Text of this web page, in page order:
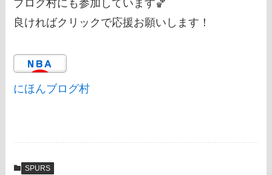
ブログ村にも参加しています🏀
良ければクリックで応援お願いします！
にほんブログ村
SPURS